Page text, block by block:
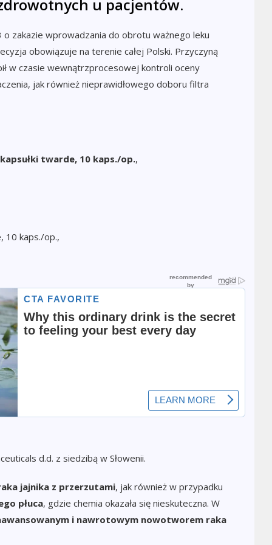
u pacjentów.
zakazie wprowadzania do obrotu ważnego leku
obowiązuje na terenie całej Polski. Przyczyną
w czasie wewnątrzprocesowej kontroli oceny
jak również nieprawidłowego doboru filtra
twarde, 10 kaps./op.,
10 kaps./op.,
d.d. z siedzibą w Słowenii.
jajnika z przerzutami, jak również w przypadku
płuca, gdzie chemia okazała się nieskuteczna. W
i nawrotowym nowotworem raka